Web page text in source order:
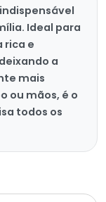
Ideal para
rica e
a
mais
ou mãos, é o
todos os